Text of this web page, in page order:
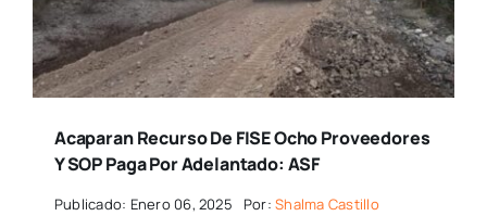
Acaparan Recurso De FISE Ocho Proveedores
Y SOP Paga Por Adelantado: ASF
Publicado: Enero 06, 2025 Por:Shalma Castillo